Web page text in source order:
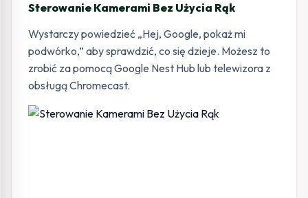
Sterowanie Kamerami Bez Użycia Rąk
Wystarczy powiedzieć „Hej, Google, pokaż mi
podwórko,” aby sprawdzić, co się dzieje. Możesz to
zrobić za pomocą Google Nest Hub lub telewizora z
obsługą Chromecast.